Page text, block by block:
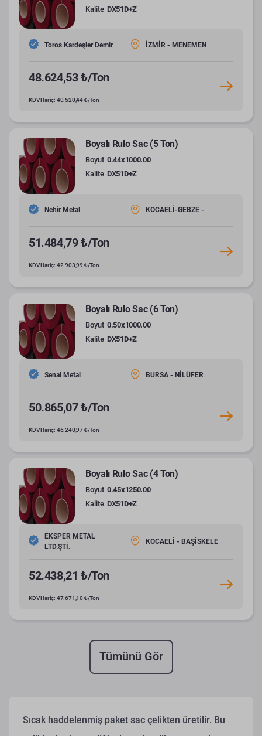
Kalite DX51D+Z
Toros Kardeşler Demir İZMİR - MENEMEN
48.624,53 ₺/Ton
KDV Hariç: 40.520,44 ₺/Ton
Boyalı Rulo Sac (5 Ton)
Boyut 0.44x1000.00
Kalite DX51D+Z
Nehir Metal KOCAELİ-GEBZE -
51.484,79 ₺/Ton
KDV Hariç: 42.903,99 ₺/Ton
Boyalı Rulo Sac (6 Ton)
Boyut 0.50x1000.00
Kalite DX51D+Z
Senal Metal BURSA - NİLÜFER
50.865,07 ₺/Ton
KDV Hariç: 46.240,97 ₺/Ton
Boyalı Rulo Sac (4 Ton)
Boyut 0.45x1250.00
Kalite DX51D+Z
EKSPER METAL
LTD.ŞTİ.
KOCAELİ - BAŞİSKELE
52.438,21 ₺/Ton
KDV Hariç: 47.671,10 ₺/Ton
Tümünü Gör
Sıcak haddelenmiş paket sac çelikten üretilir. Bu